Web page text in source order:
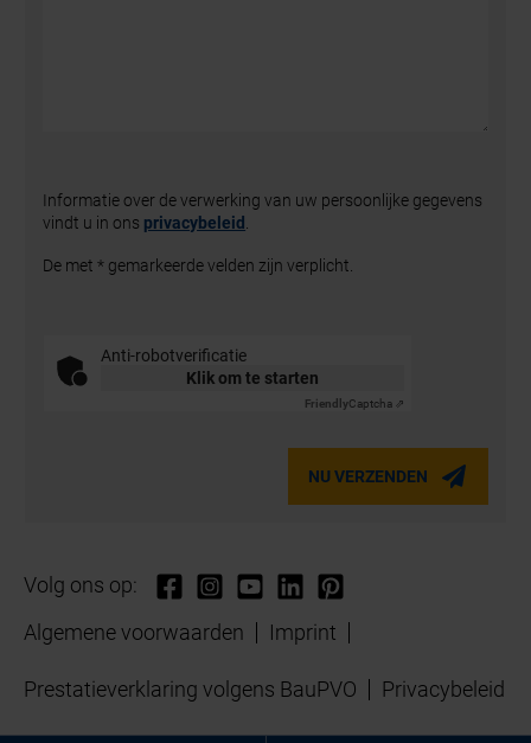
Informatie over de verwerking van uw persoonlijke gegevens
vindt u in ons privacybeleid .
De met * gemarkeerde velden zijn verplicht.
Anti-robotverificatie
Klik om te starten
FriendlyCaptcha ⇗
NU VERZENDEN
Volg ons op:
Algemene voorwaarden
Imprint
Prestatieverklaring volgens BauPVO Privacybeleid